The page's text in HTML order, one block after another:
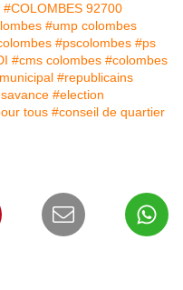
#COLOMBES 92700
#ump colombes
#pscolombes #ps
#cms colombes #colombes
#republicains
#election
tous #conseil de quartier